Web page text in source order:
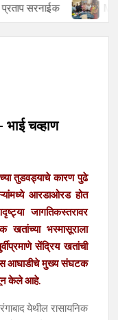
Mohan
भाई चव्हाण
तुडवड्याचे कारण पुढे
आरडाओरड होत
जागतिकस्तरावर
खतांच्या भस्मासूराला
सेंद्रिय खतांची
आघाडीचे मुख्य संघटक
केले आहे.
येथील रासायनिक